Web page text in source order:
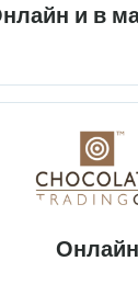
и в
Онлайн